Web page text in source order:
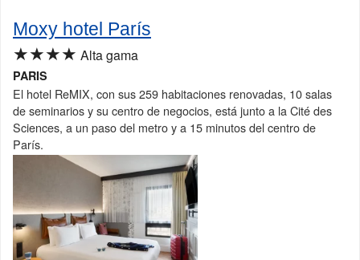
Moxy hotel París
★★★★ Alta gama
PARIS
El hotel ReMIX, con sus 259 habitaciones renovadas, 10 salas
de seminarios y su centro de negocios, está junto a la Cité des
Sciences, a un paso del metro y a 15 minutos del centro de
París.